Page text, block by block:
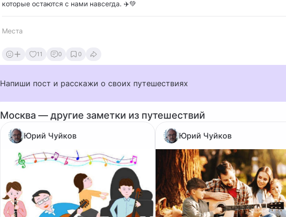
которые остаются с нами навсегда. ✈️💚
Места
11 0 0
Напиши пост и расскажи о своих путешествиях
Москва — другие заметки из путешествий
Юрий Чуйков Юрий Чуйков